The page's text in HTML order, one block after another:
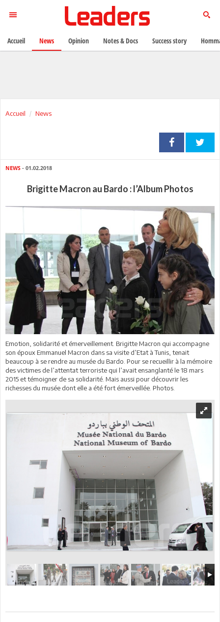
Accueil News
NEWS - 01.02.2018
Brigitte Macron au Bardo : l’Album Photos
Emotion, solidarité et émerveillement. Brigitte Macron qui accompagne
son époux Emmanuel Macron dans sa visite d’Etat à Tunis, tenait
beaucoup à se rendre au musée du Bardo. Pour se recueillir à la mémoire
des victimes de l’attentat terroriste qui l’avait ensanglanté le 18 mars
2015 et témoigner de sa solidarité. Mais aussi pour découvrir les
richesses du musée dont elle a été fort émerveillée. Photos.
Accueil News Opinion Notes & Docs Success story